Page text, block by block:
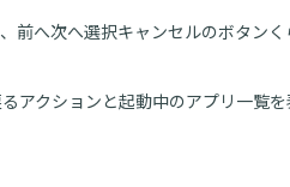
へ次へ選択キャンセルのボタンく
アクションと起動中のアプリ一覧